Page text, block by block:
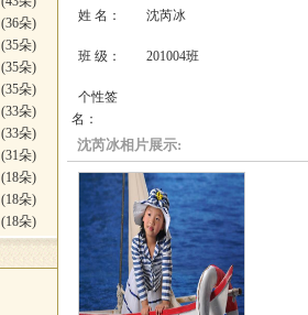
(36朵)
(35朵)
(35朵)
(35朵)
(33朵)
(33朵)
(31朵)
(18朵)
(18朵)
(18朵)
姓 名： 沈芮冰
班 级： 201004班
个性签
名：
沈芮冰相片展示: